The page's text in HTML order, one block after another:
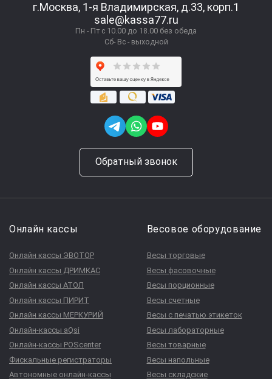
г.Москва, 1-я Владимирская, д.33, корп.1
sale@kassa77.ru
Пн - Пт с 10.00 до 18.00 без обеда
Сб- Вс - выходной
Обратный звонок
Онлайн кассы
Онлайн кассы ЭВОТОР
Онлайн кассы ДРИМКАС
Онлайн кассы АТОЛ
Онлайн кассы ПИРИТ
Онлайн кассы МЕРКУРИЙ
Онлайн-кассы aQsi
Онлайн-кассы POScenter
Фискальные регистраторы
Автономные онлайн-кассы
Весовое оборудование
Весы торговые
Весы фасовочные
Весы порционные
Весы счетные
Весы с печатью этикеток
Весы лабораторные
Весы товарные
Весы напольные
Весы складские